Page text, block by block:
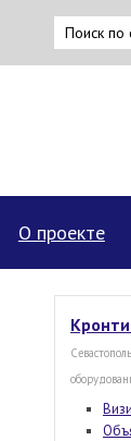
О проекте